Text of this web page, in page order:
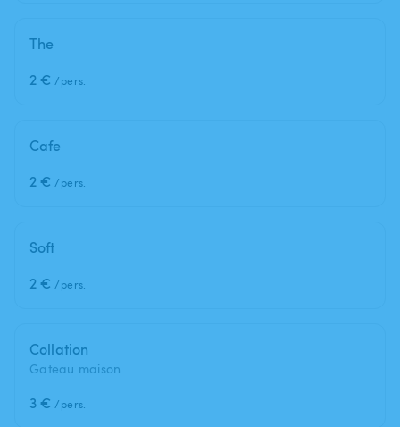
The
2 € /pers.
Cafe
2 € /pers.
Soft
2 € /pers.
Collation
Gateau maison
3 € /pers.